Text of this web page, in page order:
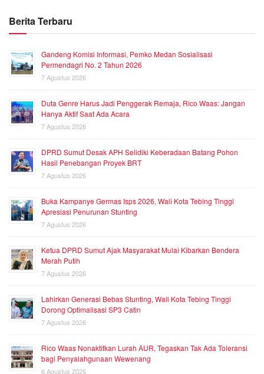
Berita Terbaru
Gandeng Komisi Informasi, Pemko Medan Sosialisasi
Permendagri No. 2 Tahun 2026
7 Agustus 2026
Duta Genre Harus Jadi Penggerak Remaja, Rico Waas: Jangan
Hanya Aktif Saat Ada Acara
7 Agustus 2026
DPRD Sumut Desak APH Selidiki Keberadaan Batang Pohon
Hasil Penebangan Proyek BRT
7 Agustus 2026
Buka Kampanye Germas Isps 2026, Wali Kota Tebing Tinggi
Apresiasi Penurunan Stunting
7 Agustus 2026
Ketua DPRD Sumut Ajak Masyarakat Mulai Kibarkan Bendera
Merah Putih
7 Agustus 2026
Lahirkan Generasi Bebas Stunting, Wali Kota Tebing Tinggi
Dorong Optimalisasi SP3 Catin
7 Agustus 2026
Rico Waas Nonaktifkan Lurah AUR, Tegaskan Tak Ada Toleransi
bagi Penyalahgunaan Wewenang
6 Agustus 2026